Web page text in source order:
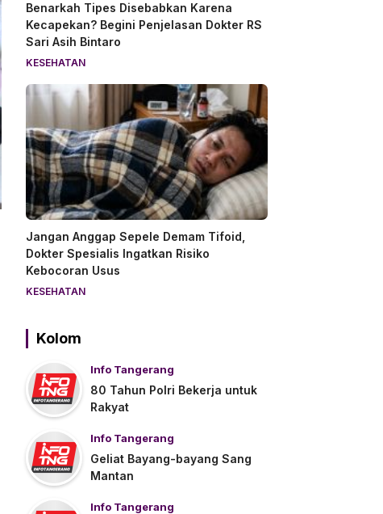
Benarkah Tipes Disebabkan Karena
Kecapekan? Begini Penjelasan Dokter RS
Sari Asih Bintaro
KESEHATAN
Jangan Anggap Sepele Demam Tifoid,
Dokter Spesialis Ingatkan Risiko
Kebocoran Usus
KESEHATAN
Kolom
Info Tangerang
80 Tahun Polri Bekerja untuk
Rakyat
Info Tangerang
Geliat Bayang-bayang Sang
Mantan
Info Tangerang